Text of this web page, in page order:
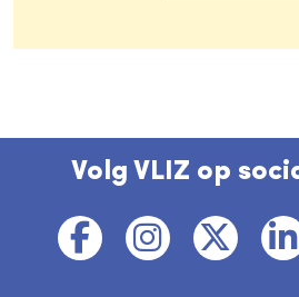
Volg VLIZ op